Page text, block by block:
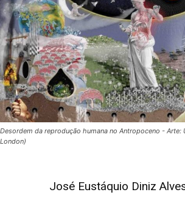
Desordem da reprodução humana no Antropoceno - Arte:
London)
José Eustáquio Diniz